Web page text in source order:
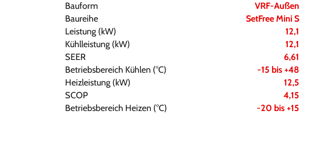
Bauform
VRF-Außen
Baureihe
SetFree Mini S
Leistung (kW)
12,1
Kühlleistung (kW)
12,1
SEER
6,61
Betriebsbereich Kühlen (°C)
-15 bis +48
Heizleistung (kW)
12,5
SCOP
4,15
Betriebsbereich Heizen (°C)
-20 bis +15